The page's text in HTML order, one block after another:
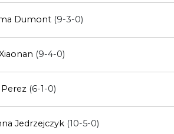
Dumont (9-3-0)
(9-4-0)
(6-1-0)
Jedrzejczyk (10-5-0)